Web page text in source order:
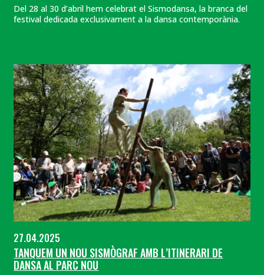
Del 28 al 30 d’abril hem celebrat el Sismodansa, la branca del
festival dedicada exclusivament a la dansa contemporània.
27.04.2025
TANQUEM UN NOU SISMÒGRAF AMB L’ITINERARI DE
DANSA AL PARC NOU